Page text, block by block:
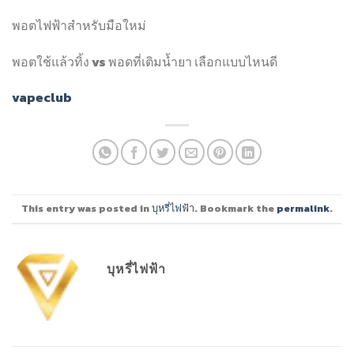
พอตไฟฟ้าสำหรับมือใหม่
พอตใช้แล้วทิ้ง vs พอดที่เติมน้ำยา เลือกแบบไหนดี
vapeclub
This entry was posted inบุหรี่ไฟฟ้า. Bookmark the permalink.
บุหรี่ไฟฟ้า